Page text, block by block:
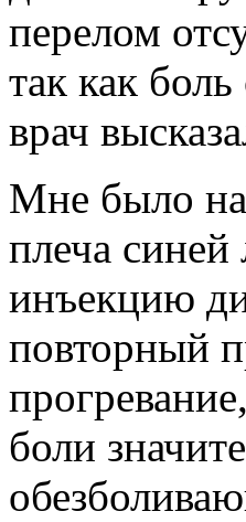
перелом
так как
врач
Мне было
плеча
инъекцию
повторный
боли